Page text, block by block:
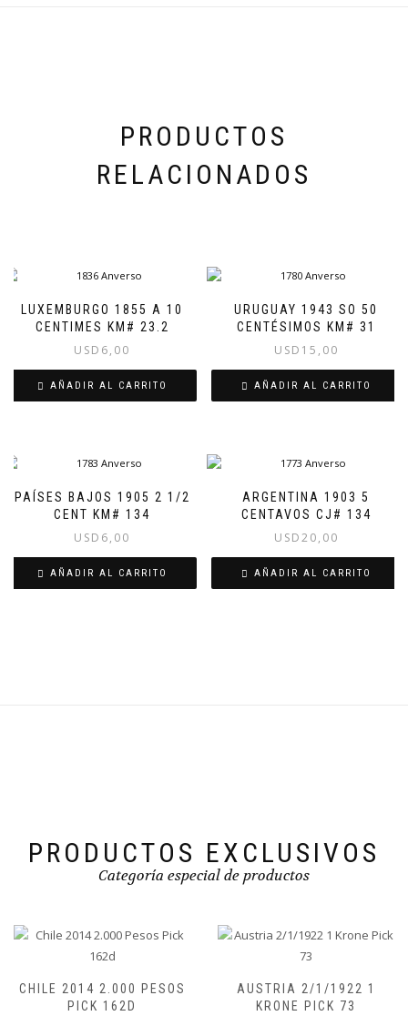
PRODUCTOS
RELACIONADOS
LUXEMBURGO 1855 A 10
CENTIMES KM# 23.2
USD 6,00
AÑADIR AL CARRITO
URUGUAY 1943 SO 50
CENTÉSIMOS KM# 31
USD 15,00
AÑADIR AL CARRITO
PAÍSES BAJOS 1905 2 1/2
CENT KM# 134
USD 6,00
AÑADIR AL CARRITO
ARGENTINA 1903 5
CENTAVOS CJ# 134
USD20,00
AÑADIR AL CARRITO
PRODUCTOS EXCLUSIVOS
Categoría especial de productos
AUSTRIA 2/1/1922 1
KRONE PICK 73
MOZAMBIQUE
500 METICAIS